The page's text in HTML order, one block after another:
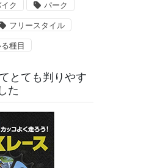
ク パーク
フリースタイル
種目
とても判りやす
た